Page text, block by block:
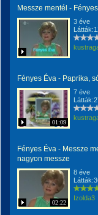
Messze mentél -
3 éve
Fényes Éva - Paprika,
01:09
7 éve
Fényes Éva - Messze
nagyon messze
02:22
8 éve
Izolda3